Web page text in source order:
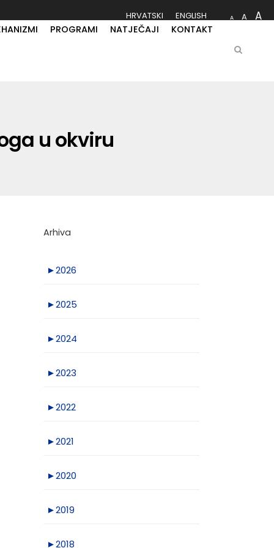
HRVATSKI ENGLISH A A A
PROGRAMI NATJEČAJI KONTAKT
u okviru
Arhiva
►2026
►2025
►2024
►2023
►2022
►2021
►2020
►2019
►2018